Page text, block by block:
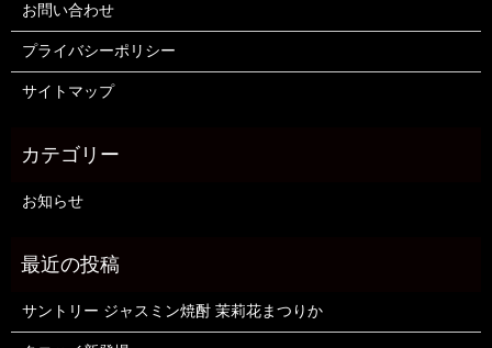
お問い合わせ
プライバシーポリシー
サイトマップ
お知らせ
サントリー ジャスミン焼酎 茉莉花まつりか